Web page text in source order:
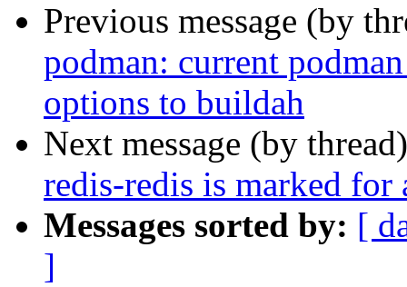
Previous message (by
podman: current
options to buildah
Next message (by
redis-redis is marked
Messages sorted by: [
]